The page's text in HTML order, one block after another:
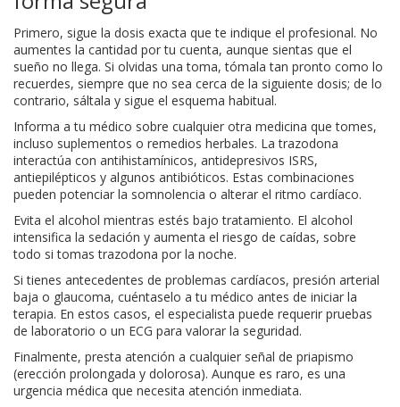
Primero, sigue la dosis exacta que te indique el profesional. No
aumentes la cantidad por tu cuenta, aunque sientas que el
sueño no llega. Si olvidas una toma, tómala tan pronto como lo
recuerdes, siempre que no sea cerca de la siguiente dosis; de lo
contrario, sáltala y sigue el esquema habitual.
Informa a tu médico sobre cualquier otra medicina que tomes,
incluso suplementos o remedios herbales. La trazodona
interactúa con antihistamínicos, antidepresivos ISRS,
antiepilépticos y algunos antibióticos. Estas combinaciones
pueden potenciar la somnolencia o alterar el ritmo cardíaco.
Evita el alcohol mientras estés bajo tratamiento. El alcohol
intensifica la sedación y aumenta el riesgo de caídas, sobre
todo si tomas trazodona por la noche.
Si tienes antecedentes de problemas cardíacos, presión arterial
baja o glaucoma, cuéntaselo a tu médico antes de iniciar la
terapia. En estos casos, el especialista puede requerir pruebas
de laboratorio o un ECG para valorar la seguridad.
Finalmente, presta atención a cualquier señal de priapismo
(erección prolongada y dolorosa). Aunque es raro, es una
urgencia médica que necesita atención inmediata.